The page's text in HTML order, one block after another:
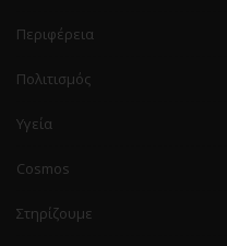
Περιφέρεια
Πολιτισμός
Υγεία
Cosmos
Στηρίζουμε